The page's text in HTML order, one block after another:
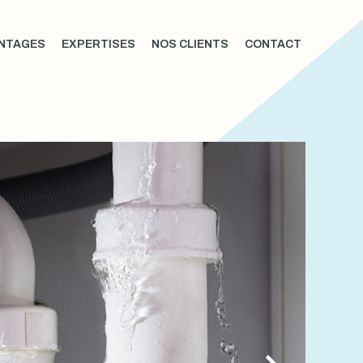
EXPERTISES NOS CLIENTS CONTACT